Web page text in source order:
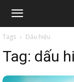
Appota
News
Tags Dấu hiệu
Tag: dấu